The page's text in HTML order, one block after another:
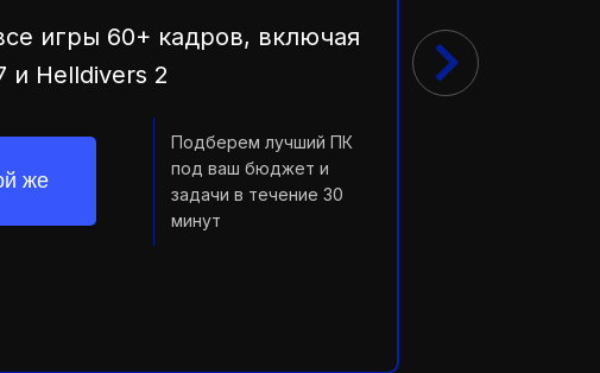
игры 60+ кадров, включая
и Helldivers 2
же
Подберем лучший ПК
под ваш бюджет и
задачи в течение 30
минут